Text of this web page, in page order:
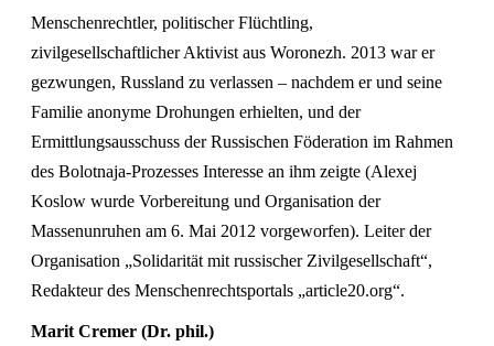
Menschenrechtler, politischer Flüchtling,
zivilgesellschaftlicher Aktivist aus Woronezh. 2013 war er
gezwungen, Russland zu verlassen – nachdem er und seine
Familie anonyme Drohungen erhielten, und der
Ermittlungsausschuss der Russischen Föderation im Rahmen
des Bolotnaja-Prozesses Interesse an ihm zeigte (Alexej
Koslow wurde Vorbereitung und Organisation der
Massenunruhen am 6. Mai 2012 vorgeworfen). Leiter der
Organisation „Solidarität mit russischer Zivilgesellschaft“,
Redakteur des Menschenrechtsportals „article20.org“.
Marit Cremer (Dr. phil.)